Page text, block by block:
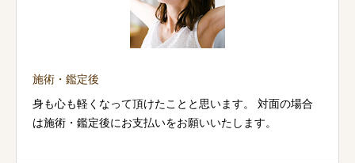
施術・鑑定後
身も心も軽くなって頂けたことと思います。 対面の場合
は施術・鑑定後にお支払いをお願いいたします。